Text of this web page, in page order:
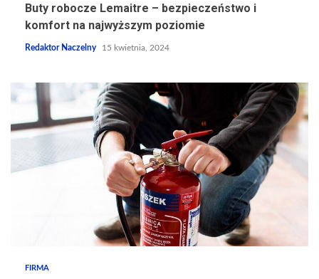
Buty robocze Lemaitre – bezpieczeństwo i
komfort na najwyższym poziomie
Redaktor Naczelny 15 kwietnia, 2024
FIRMA